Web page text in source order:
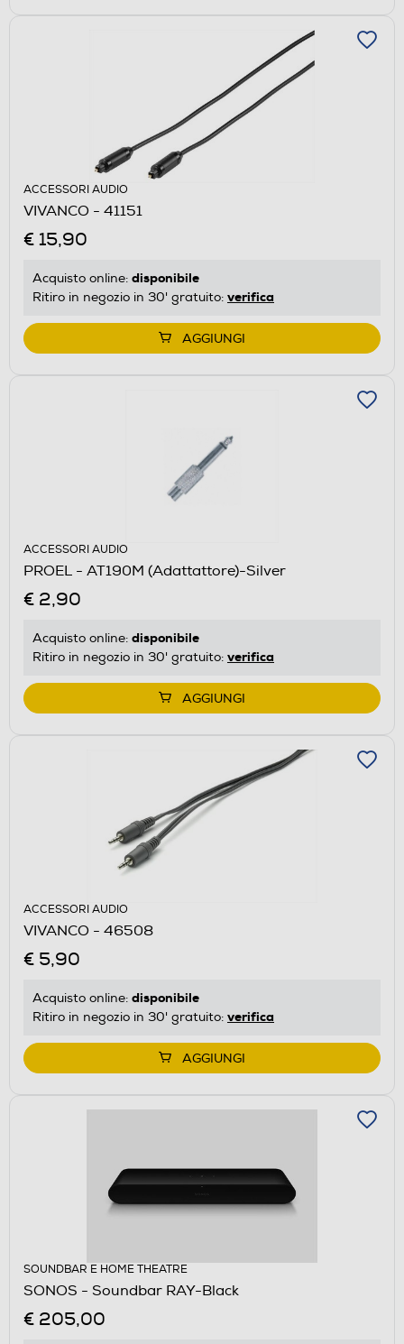
ACCESSORI AUDIO
VIVANCO - 41151
€ 15,90
Acquisto online: disponibile
Ritiro in negozio in 30' gratuito: verifica
AGGIUNGI
ACCESSORI AUDIO
PROEL - AT190M (Adattattore)-Silver
€ 2,90
Acquisto online: disponibile
Ritiro in negozio in 30' gratuito: verifica
AGGIUNGI
ACCESSORI AUDIO
VIVANCO - 46508
€ 5,90
Acquisto online: disponibile
Ritiro in negozio in 30' gratuito: verifica
AGGIUNGI
SOUNDBAR E HOME THEATRE
SONOS - Soundbar RAY-Black
€ 205,00